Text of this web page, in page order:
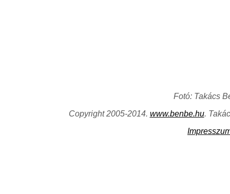
Fotó: Takács
Copyright 2005-2014. www.benbe.hu.